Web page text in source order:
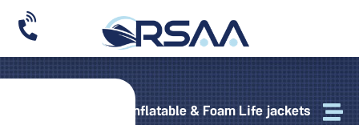
Inflatable & Foam Life jackets